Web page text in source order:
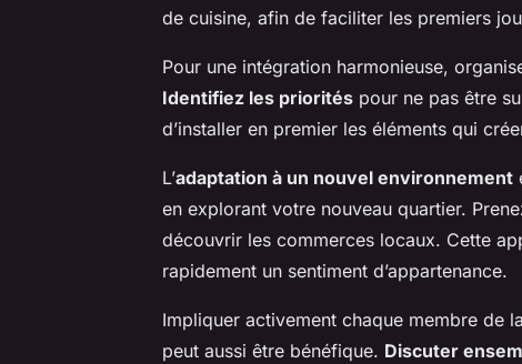
de cuisine, afin de faciliter les premiers
Pour une intégration harmonieuse,
Identifiez les priorités pour ne pas être
d’installer en premier les éléments qui
L’adaptation à un nouvel environnement
en explorant votre nouveau quartier.
découvrir les commerces locaux. Cette
rapidement un sentiment d’appartenance.
Impliquer activement chaque membre de
peut aussi être bénéfique. Discuter